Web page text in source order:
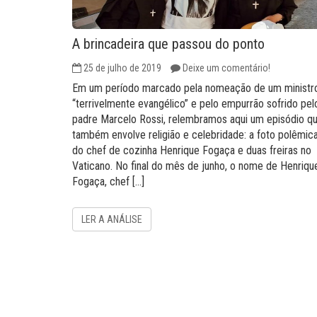
A brincadeira que passou do ponto
25 de julho de 2019 Deixe um comentário!
Em um período marcado pela nomeação de um
“terrivelmente evangélico” e pelo empurrão sofrido
padre Marcelo Rossi, relembramos aqui um episódio
também envolve religião e celebridade: a foto
do chef de cozinha Henrique Fogaça e duas freiras no
Vaticano. No final do mês de junho, o nome de
Fogaça, chef […]
LER A ANÁLISE